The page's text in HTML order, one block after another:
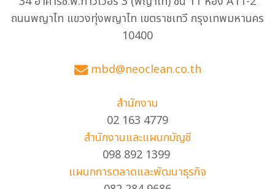
ถนนพญาไท แขวงทุ่งพญาไท เขตราชเทวี กรุงเทพมหานคร
10400
mbd@neoclean.co.th
สำนักงาน
02 163 4779
สำนักงานและแผนกบัญชี
098 892 1399
แผนกการตลาดและพัฒนาธุรกิจ